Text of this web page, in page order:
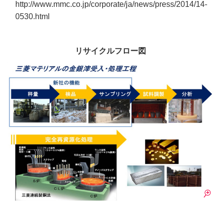
http://www.mmc.co.jp/corporate/ja/news/press/2014/14-
0530.html
リサイクルフロー図